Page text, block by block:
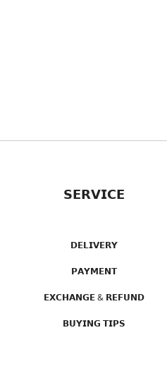
𝗦𝗘𝗥𝗩𝗜𝗖𝗘
𝗗𝗘𝗟𝗜𝗩𝗘𝗥𝗬
𝗣𝗔𝗬𝗠𝗘𝗡𝗧
𝗘𝗫𝗖𝗛𝗔𝗡𝗚𝗘 & 𝗥𝗘𝗙𝗨𝗡𝗗
𝗕𝗨𝗬𝗜𝗡𝗚 𝗧𝗜𝗣𝗦